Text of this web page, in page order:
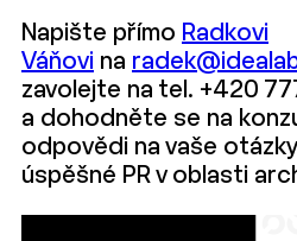
Napište přímo Radkovi
Váňovi na
zavolejte na tel. +420
a dohodněte se na
odpovědi na vaše
úspěšné PR v oblasti